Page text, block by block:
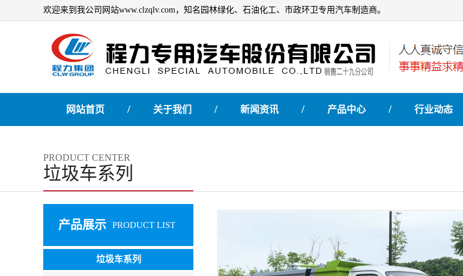
欢迎来到我公司网站www.clzqlv.com，知名园林绿化、石油化工、市政环卫专用汽车制造商。
网站首页 / 关于我们 / 新闻资讯 / 产品中心 / 行业动态
PRODUCT CENTER
垃圾车系列
产品展示 PRODUCT LIST
垃圾车系列